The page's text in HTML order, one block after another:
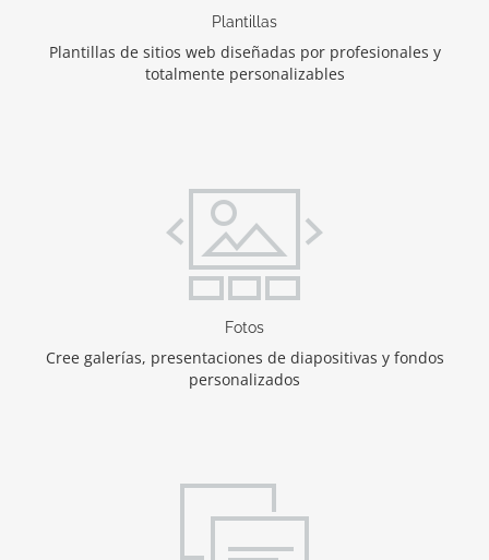
Plantillas
Plantillas de sitios web diseñadas por profesionales y
totalmente personalizables
Fotos
Cree galerías, presentaciones de diapositivas y fondos
personalizados